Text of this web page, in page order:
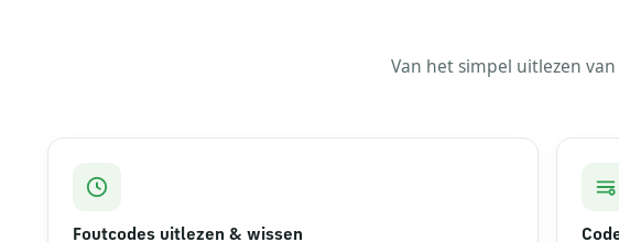
Van het simpel uitlezen
Foutcodes uitlezen & wissen